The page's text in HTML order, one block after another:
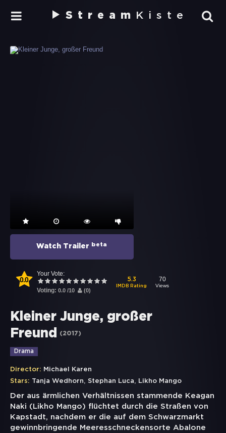
Stream Kiste
Watch Trailer beta
0.0
Your Vote:
Voting: 0.0 /10 (0)
5.3
IMDB Rating
70
Views
Kleiner Junge, großer
Freund
(2017)
Drama
Director: Michael Karen
Stars: Tanja Wedhorn, Stephan Luca, Likho Mango
Der aus ärmlichen Verhältnissen stammende Keagan
Naki (Likho Mango) flüchtet durch die Straßen von
Kapstadt, nachdem er die auf dem Schwarzmarkt
gewinnbringende Meeresschneckensorte Abalone